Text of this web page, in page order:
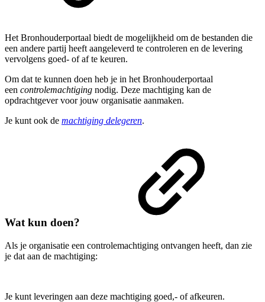
Het Bronhouderportaal biedt de mogelijkheid om de bestanden die
een andere partij heeft aangeleverd te controleren en de levering
vervolgens goed- of af te keuren.
Om dat te kunnen doen heb je in het Bronhouderportaal
een controlemachtiging nodig. Deze machtiging kan de
opdrachtgever voor jouw organisatie aanmaken.
Je kunt ook de machtiging delegeren.
Wat kun doen?
Als je organisatie een controlemachtiging ontvangen heeft, dan zie
je dat aan de machtiging:
Je kunt leveringen aan deze machtiging goed,- of afkeuren.